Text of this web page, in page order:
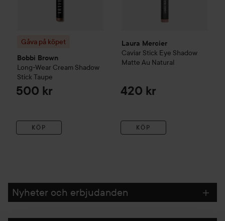
Gåva på köpet
Bobbi Brown
Long-Wear Cream Shadow
Stick Taupe
500 kr
KÖP
Laura Mercier
Caviar Stick Eye Shadow
Matte Au Natural
420 kr
KÖP
Nyheter och erbjudanden